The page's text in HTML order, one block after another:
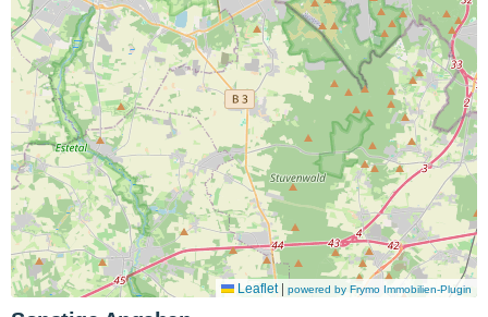
Leaflet | powered by Frymo Immobilien-Plugin